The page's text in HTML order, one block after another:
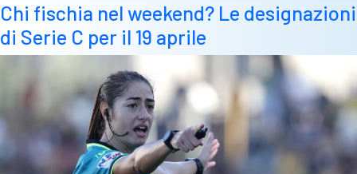
Chi fischia nel weekend? Le designazioni
di Serie C per il 19 aprile